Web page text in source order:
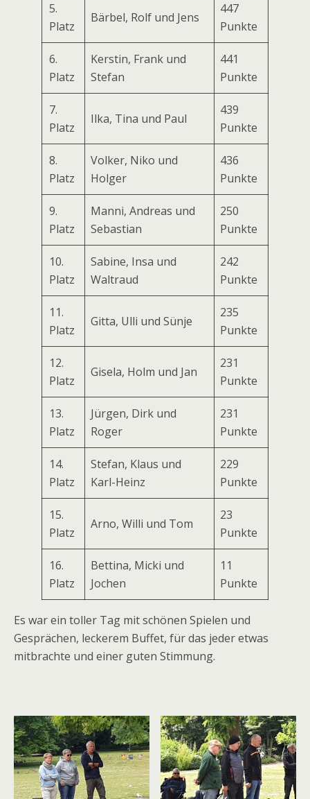
5.
Platz
Bärbel, Rolf und Jens
447
Punkte
6.
Platz
Kerstin, Frank und
Stefan
441
Punkte
7.
Platz
Ilka, Tina und Paul
439
Punkte
8.
Platz
Volker, Niko und
Holger
436
Punkte
9.
Platz
Manni, Andreas und
Sebastian
250
Punkte
10.
Platz
Sabine, Insa und
Waltraud
242
Punkte
11.
Platz
Gitta, Ulli und Sünje
235
Punkte
12.
Platz
Gisela, Holm und Jan
231
Punkte
13.
Platz
Jürgen, Dirk und
Roger
231
Punkte
14.
Platz
Stefan, Klaus und
Karl-Heinz
229
Punkte
15.
Platz
Arno, Willi und Tom
23
Punkte
16.
Platz
Bettina, Micki und
Jochen
11
Punkte
Es war ein toller Tag mit schönen Spielen und
Gesprächen, leckerem Buffet, für das jeder etwas
mitbrachte und einer guten Stimmung.